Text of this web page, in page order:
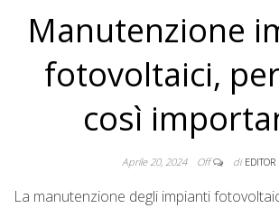
Manutenzione
fotovoltaici,
così
Aprile 20, 2024 Off di EDITOR
La manutenzione degli impianti